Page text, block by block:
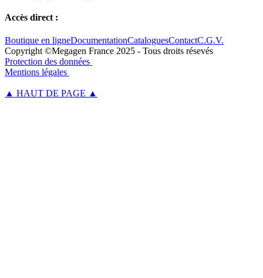
Accès direct :
Boutique en ligneDocumentationCataloguesContactC.G.V.
Copyright ©Megagen France 2025 - Tous droits résevés
Protection des données
Mentions légales
▲ HAUT DE PAGE ▲